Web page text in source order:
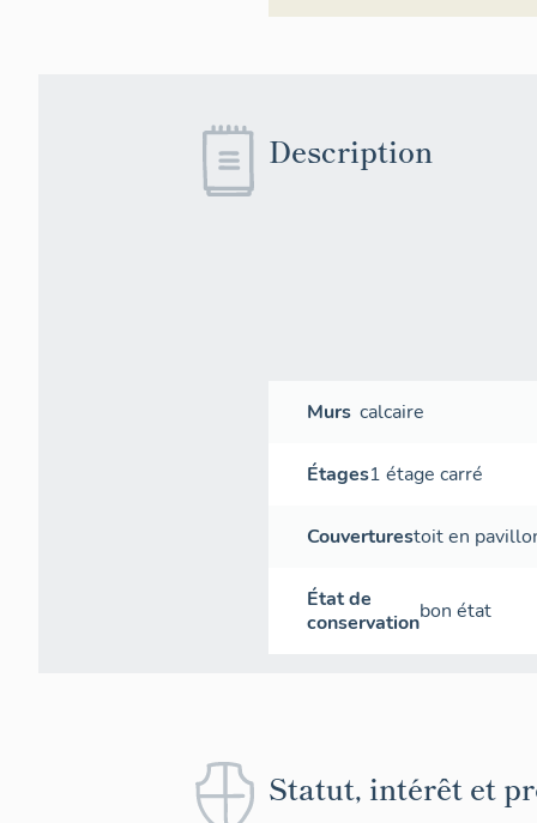
Description
Murs calcaire
Étages1 étage carré
Couverturestoit en
État de
conservationbon état
Statut, intérêt et